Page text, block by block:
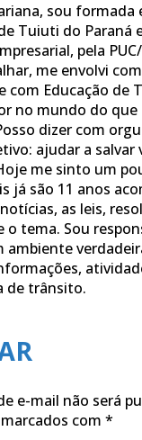
sou formada
Tuiuti do Paraná
pela
me envolvi
com Educação de
no mundo do
dizer com
ajudar a salvar
me sinto um
já são 11 anos
as leis,
o tema. Sou
ambiente
de trânsito.
e-mail não será
com *